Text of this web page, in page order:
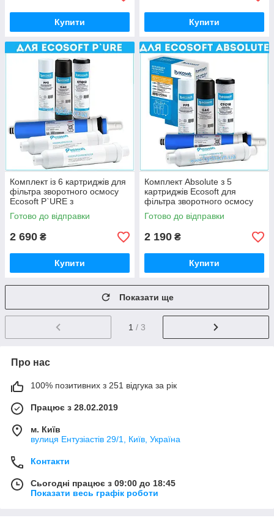
Купити Купити
Комплект із 6 картриджів для
фільтра зворотного осмосу
Ecosoft P`URE з
мінералізатором
Готово до відправки
2 690 ₴
Купити
Комплект Absolute з 5
картриджів Ecosoft для
фільтра зворотного осмосу
без мінералізатора
Готово до відправки
2 190 ₴
Купити
Показати ще
1 / 3
Про нас
100% позитивних з 251 відгука за рік
Працює з 28.02.2019
м. Київ
вулиця Ентузіастів 29/1, Київ, Україна
Контакти
Сьогодні працює з 09:00 до 18:45
Показати весь графік роботи